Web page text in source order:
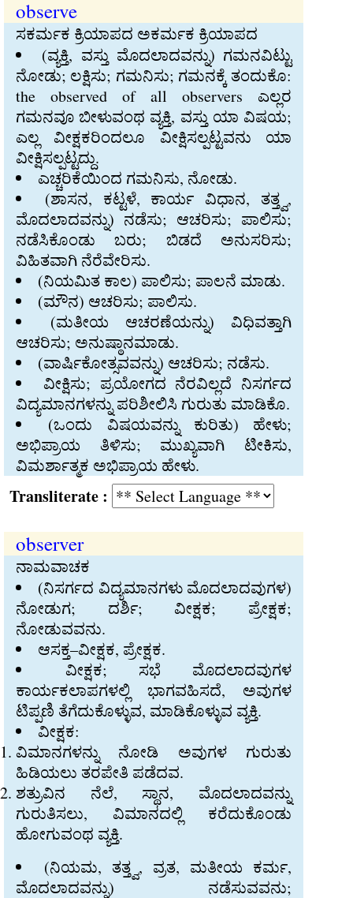
observe
ಸಕರ್ಮಕ ಕ್ರಿಯಾಪದ ಅಕರ್ಮಕ ಕ್ರಿಯಾಪದ
(ವ್ಯಕ್ತಿ, ವಸ್ತು ಮೊದಲಾದವನ್ನು) ಗಮನವಿಟ್ಟು
ನೋಡು; ಲಕ್ಷಿಸು; ಗಮನಿಸು; ಗಮನಕ್ಕೆ ತಂದುಕೊ:
the observed of all observers ಎಲ್ಲರ
ಗಮನವೂ ಬೀಳುವಂಥ ವ್ಯಕ್ತಿ, ವಸ್ತು ಯಾ ವಿಷಯ;
ಎಲ್ಲ ವೀಕ್ಷಕರಿಂದಲೂ ವೀಕ್ಷಿಸಲ್ಪಟ್ಟವನು ಯಾ
ವೀಕ್ಷಿಸಲ್ಪಟ್ಟದ್ದು.
ಎಚ್ಚರಿಕೆಯಿಂದ ಗಮನಿಸು, ನೋಡು.
(ಶಾಸನ, ಕಟ್ಟಳೆ, ಕಾರ್ಯ ವಿಧಾನ, ತತ್ತ್ವ,
ಮೊದಲಾದವನ್ನು) ನಡೆಸು; ಆಚರಿಸು; ಪಾಲಿಸು;
ನಡೆಸಿಕೊಂಡು ಬರು; ಬಿಡದೆ ಅನುಸರಿಸು;
ವಿಹಿತವಾಗಿ ನೆರೆವೇರಿಸು.
(ನಿಯಮಿತ ಕಾಲ) ಪಾಲಿಸು; ಪಾಲನೆ ಮಾಡು.
(ಮೌನ) ಆಚರಿಸು; ಪಾಲಿಸು.
(ಮತೀಯ ಆಚರಣೆಯನ್ನು) ವಿಧಿವತ್ತಾಗಿ
ಆಚರಿಸು; ಅನುಷ್ಠಾನಮಾಡು.
(ವಾರ್ಷಿಕೋತ್ಸವವನ್ನು) ಆಚರಿಸು; ನಡೆಸು.
ವೀಕ್ಷಿಸು; ಪ್ರಯೋಗದ ನೆರವಿಲ್ಲದೆ ನಿಸರ್ಗದ
ವಿದ್ಯಮಾನಗಳನ್ನು ಪರಿಶೀಲಿಸಿ ಗುರುತು ಮಾಡಿಕೊ.
(ಒಂದು ವಿಷಯವನ್ನು ಕುರಿತು) ಹೇಳು;
ಅಭಿಪ್ರಾಯ ತಿಳಿಸು; ಮುಖ್ಯವಾಗಿ ಟೀಕಿಸು,
ವಿಮರ್ಶಾತ್ಮಕ ಅಭಿಪ್ರಾಯ ಹೇಳು.
:
observer
ನಾಮವಾಚಕ
(ನಿಸರ್ಗದ ವಿದ್ಯಮಾನಗಳು ಮೊದಲಾದವುಗಳ)
ನೋಡುಗ; ದರ್ಶಿ; ವೀಕ್ಷಕ; ಪ್ರೇಕ್ಷಕ;
ನೋಡುವವನು.
ಆಸಕ್ತ–ವೀಕ್ಷಕ, ಪ್ರೇಕ್ಷಕ.
ವೀಕ್ಷಕ; ಸಭೆ ಮೊದಲಾದವುಗಳ
ಕಾರ್ಯಕಲಾಪಗಳಲ್ಲಿ ಭಾಗವಹಿಸದೆ, ಅವುಗಳ
ಟಿಪ್ಪಣಿ ತೆಗೆದುಕೊಳ್ಳುವ, ಮಾಡಿಕೊಳ್ಳುವ ವ್ಯಕ್ತಿ.
ವೀಕ್ಷಕ:
ವಿಮಾನಗಳನ್ನು ನೋಡಿ ಅವುಗಳ ಗುರುತು
ಹಿಡಿಯಲು ತರಪೇತಿ ಪಡೆದವ.
ಶತ್ರುವಿನ ನೆಲೆ, ಸ್ಥಾನ, ಮೊದಲಾದವನ್ನು
ಗುರುತಿಸಲು, ವಿಮಾನದಲ್ಲಿ ಕರೆದುಕೊಂಡು
ಹೋಗುವಂಥ ವ್ಯಕ್ತಿ.
(ನಿಯಮ, ತತ್ತ್ವ, ವ್ರತ, ಮತೀಯ ಕರ್ಮ,
ಮೊದಲಾದವನ್ನು) ನಡೆಸುವವನು;